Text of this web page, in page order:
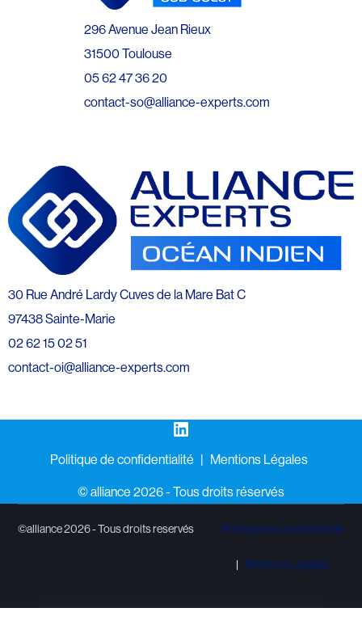
296 Avenue Jean Rieux
31500 Toulouse
05 62 47 36 20
contact-so@alliance-experts.com
30 Rue André Lardy Cuves de la Mare Bat C
97438 Sainte-Marie
02 62 15 02 51
contact-oi@alliance-experts.com
LinkedIn
Politique de confidentialité
Mentions Légales
©️ alliance 2026 - Tous droits réservés
©alliance 2026 - Tous droits reservés Politique de confidentialité
Mentions Légales